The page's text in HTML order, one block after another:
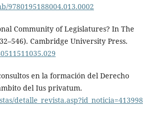
9780195188004.013.0002
Community of Legislatures? In The
Cambridge University Press.
en la formación del Derecho
del Ius privatum.
detalle_revista.asp?id_noticia=413998